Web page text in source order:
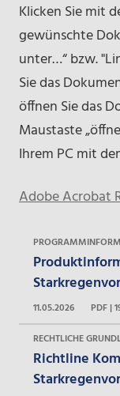
Klicken Sie mit
gewünschte
unter…“ bzw.
Sie das
öffnen Sie das
Maustaste
Ihrem PC mit
Adobe Acrobat
11.05.2026
PDF |
RECHTLICHE
Richtline